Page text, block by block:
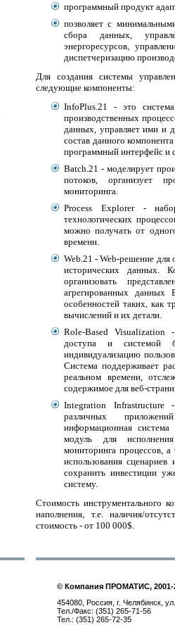
программный продукт
позволяет с
сбора данных,
энергоресурсов,
диспетчеризацию
Для создания системы
следующие компоненты:
InfoPlus.21 - это
производственных
данных, управляет ими и
состав данного
программный интерфейс и
Batch.21 - моделирует
потоков, организует
мониторинга.
Process Explorer -
технологических
можно получать от
времени.
Web.21 - Web-решение для
исторических данных.
организовать
агрегированных данных
особенностей таких, как
вычислений и их детали.
Role-Based Visualization
доступа и системой
индивидуализацию
Система поддерживает
реальном времени,
содержимое для веб-
Integration Infrastructure
различных
информационная
модуль для
мониторинга процессов, а
использования сценариев
сохранить инвестиции
систему.
Стоимость инструментального
наполнения, т.е. наличия/
стоимость - от 100 000$.
© Компания ПРОМАТИС, 2001-
454080, Россия, г. Челябинск,
Тел./Факс: (351) 265-71-56
Тел.: (351) 265-72-35